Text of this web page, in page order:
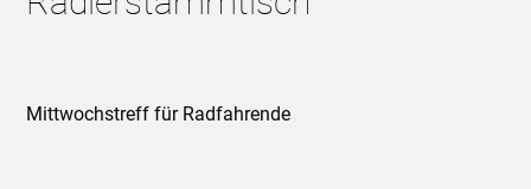
Mittwochstreff für Radfahrende